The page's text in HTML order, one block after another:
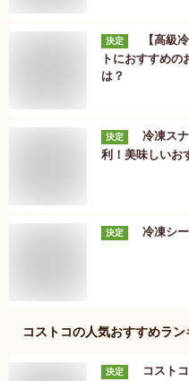
決定
【高級
トにおすすめの
は？
決定
冷凍ス
利！美味しいお
決定
冷凍シ
コストコの人気おすすめラン
決定
コスト